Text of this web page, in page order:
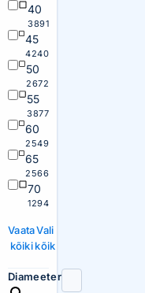
40
3891
45
4240
50
2672
55
3877
60
2549
65
2566
70
1294
Vaata
kõiki
Vali
kõik
Diameeter